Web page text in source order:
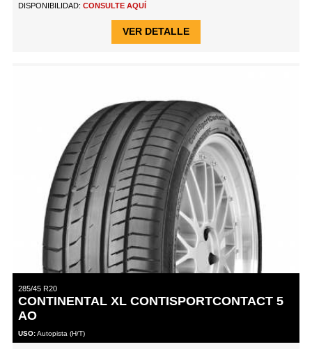
DISPONIBILIDAD: CONSULTE AQUÍ
VER DETALLE
285/45 R20
CONTINENTAL XL CONTISPORTCONTACT 5
AO
USO:Autopista (H/T)